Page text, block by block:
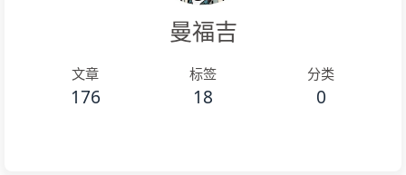
曼福吉
文章
176
标签
18
分类
0